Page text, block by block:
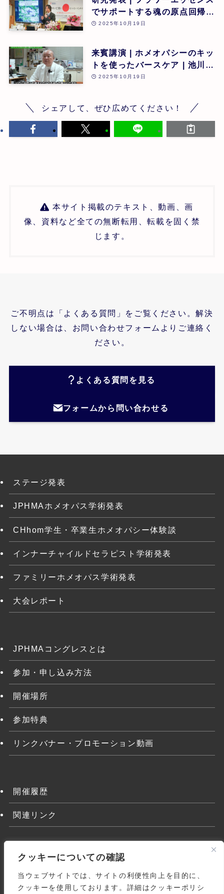
クッキーについての確認
当ウェブサイトでは、サイトの利便性向上を目的に、
クッキーを使用しております。詳細はクッキーポリシ
でサポートする魂の原点回帰 |
東昭史 | 第26回
2025年10月19日
来賓講演 | ホメオパシーのキッ
トを使ったバースケア | 池川
明 | 第26回
2025年10月19日
シェアして、ぜひ広めてください！
本サイト掲載のテキスト、動画、画
像、資料など全ての無断転用、転載を固く禁
じます。
ご不明点は「よくある質問」をご覧ください。解決
しない場合は、お問い合わせフォームよりご連絡く
ださい。
よくある質問を見る
フォームから問い合わせる
ステージ発表
JPHMAホメオパス学術発表
CHhom学生・卒業生ホメオパシー体験談
インナーチャイルドセラピスト学術発表
ファミリーホメオパス学術発表
大会レポート
JPHMAコングレスとは
参加・申し込み方法
開催場所
参加特典
リンクバナー・プロモーション動画
開催履歴
関連リンク